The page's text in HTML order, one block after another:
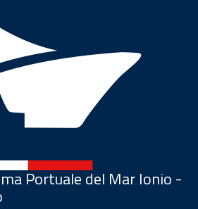
Portuale del Mar Ionio -